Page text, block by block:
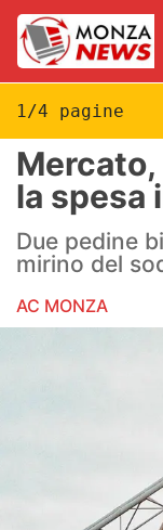
News
AC Monza
Calcio
Motori
Hockey
1/4 pagine
la spesa
Due pedine
mirino del
AC MONZA